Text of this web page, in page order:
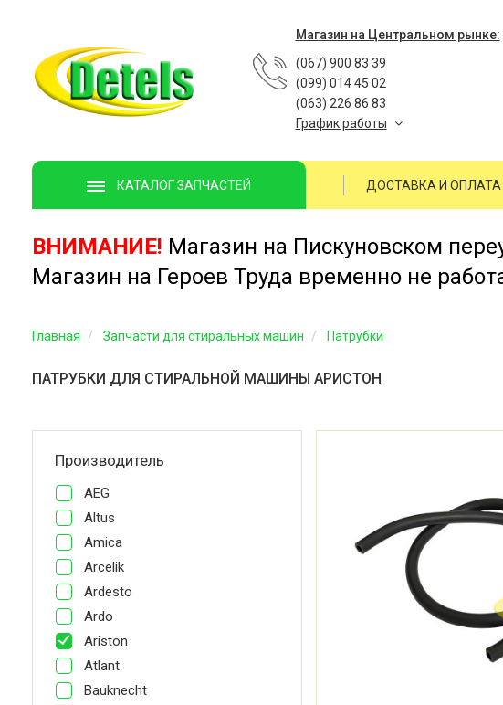
Магазин на Центральном рынке:
(067) 900 83 39
(099) 014 45 02
(063) 226 86 83
График работы
КАТАЛОГ ЗАПЧАСТЕЙ ДОСТАВКА И ОПЛАТА
ВНИМАНИЕ! Магазин на Пискуновском
Магазин на Героев Труда временно не
Главная Запчасти для стиральных машин Патрубки
ПАТРУБКИ ДЛЯ СТИРАЛЬНОЙ МАШИНЫ АРИСТОН
Производитель
AEG
Altus
Amica
Arcelik
Ardesto
Ardo
Ariston
Atlant
Bauknecht